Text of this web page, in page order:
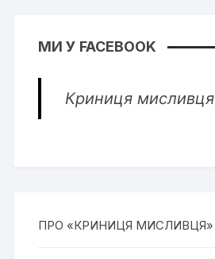
МИ У FACEBOOK
Криниця мисливця
ПРО «КРИНИЦЯ МИСЛИВЦЯ»